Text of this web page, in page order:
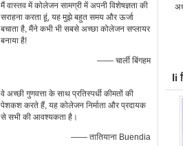
मैं वास्तव में कोलेजन सामग्री में अपनी विशेषज्ञता की
सराहना करता हूं, यह मुझे बहुत समय और ऊर्जा
बचाता है, मैंने कभी भी सबसे अच्छा कोलेजन सप्लायर
बनाया है!
—— चार्ली बिंगहम
वे अच्छी गुणवत्ता के साथ प्रतिस्पर्धी कीमतों की
पेशकश करते हैं, यह कोलेजन निर्माता और प्रदायक
से सभी की आवश्यकता है।
—— तातियाना Buendia
Ii